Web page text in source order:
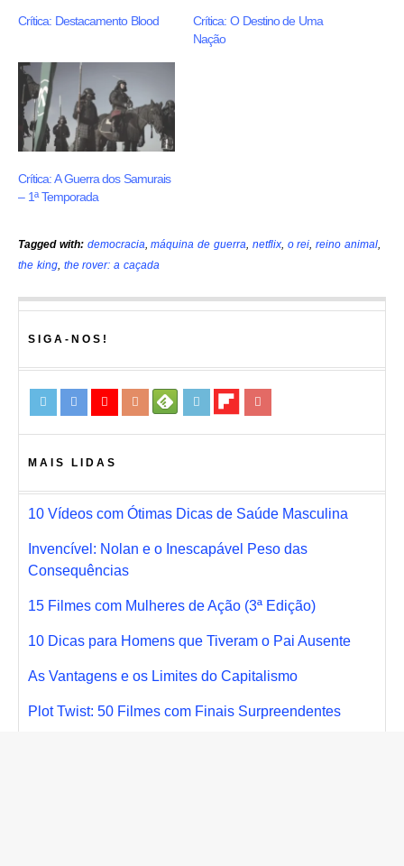
Crítica: Destacamento Blood
Crítica: O Destino de Uma
Nação
Crítica: A Guerra dos Samurais
– 1ª Temporada
Tagged with: democracia,máquina de guerra, netflix, o rei,reino animal,
the king, the rover: a caçada
SIGA-NOS!
MAIS LIDAS
10 Vídeos com Ótimas Dicas de Saúde Masculina
Invencível: Nolan e o Inescapável Peso das
Consequências
15 Filmes com Mulheres de Ação (3ª Edição)
10 Dicas para Homens que Tiveram o Pai Ausente
As Vantagens e os Limites do Capitalismo
Plot Twist: 50 Filmes com Finais Surpreendentes